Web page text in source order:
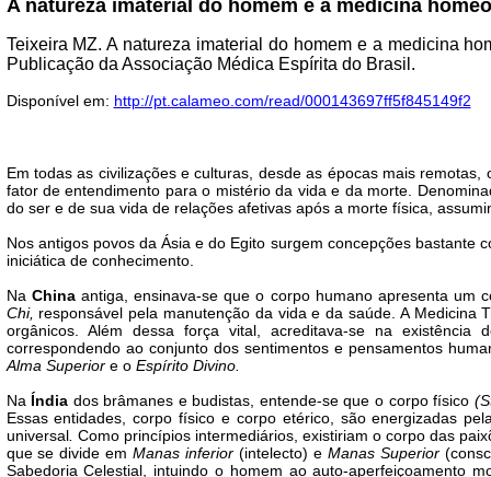
A natureza imaterial do homem e a medicina
Teixeira MZ. A natureza imaterial do homem e a medicina
Publicação da Associação Médica Espírita do Brasil.
Disponível em: http://pt.calameo.com/read/000143697ff5f845149f2
Em todas as civilizações e culturas, desde as épocas mais
fator de entendimento para o mistério da vida e da morte.
do ser e de sua vida de relações afetivas após a morte física,
Nos antigos povos da Ásia e do Egito surgem concepções
iniciática de conhecimento.
Na Chinaantiga, ensinava-se que o corpo humano apresenta um
Chi, responsável pela manutenção da vida e da saúde. A
orgânicos. Além dessa força vital, acreditava-se na existência
correspondendo ao conjunto dos sentimentos e pensamentos
Alma Superiore o Espírito Divino.
Na Índia dos brâmanes e budistas, entende-se que o corpo físico
Essas entidades, corpo físico e corpo etérico, são energizadas
universal. Como princípios intermediários, existiriam o corpo das
que se divide emManas inferior (intelecto) e Manas Superior
Sabedoria Celestial, intuindo o homem ao auto-aperfeiçoamento